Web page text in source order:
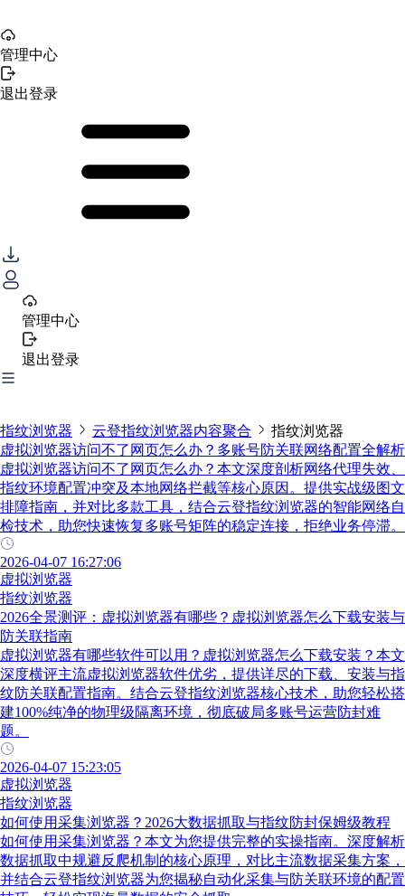
管理中心
退出登录
管理中心
退出登录
指纹浏览器 云登指纹浏览器内容聚合
指纹浏览器
虚拟浏览器访问不了网页怎么办？多账号防关联网络配置全解析
虚拟浏览器访问不了网页怎么办？本文深度剖析网络代理失效、
指纹环境配置冲突及本地网络拦截等核心原因。提供实战级图文
排障指南，并对比多款工具，结合云登指纹浏览器的智能网络自
检技术，助您快速恢复多账号矩阵的稳定连接，拒绝业务停滞。
2026-04-07 16:27:06
虚拟浏览器
指纹浏览器
2026全景测评：虚拟浏览器有哪些？虚拟浏览器怎么下载安装与
防关联指南
虚拟浏览器有哪些软件可以用？虚拟浏览器怎么下载安装？本文
深度横评主流虚拟浏览器软件优劣，提供详尽的下载、安装与指
纹防关联配置指南。结合云登指纹浏览器核心技术，助您轻松搭
建100%纯净的物理级隔离环境，彻底破局多账号运营防封难
题。
2026-04-07 15:23:05
虚拟浏览器
指纹浏览器
如何使用采集浏览器？2026大数据抓取与指纹防封保姆级教程
如何使用采集浏览器？本文为您提供完整的实操指南。深度解析
数据抓取中规避反爬机制的核心原理，对比主流数据采集方案，
并结合云登指纹浏览器为您揭秘自动化采集与防关联环境的配置